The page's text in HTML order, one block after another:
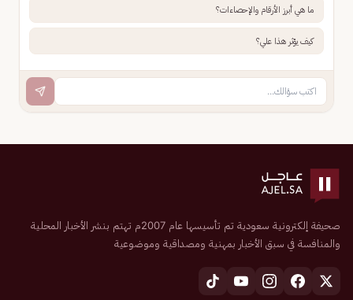
ما هي أبرز الأرقام والإحصاءات؟
كيف يؤثر هذا علي؟
صحيفة إلكترونية سعودية تم تأسيسها عام 2007م تهتم بنشر الأخبار المحلية
والمنافسة في سبق الأخبار بمهنية ومصداقية وموضوعية